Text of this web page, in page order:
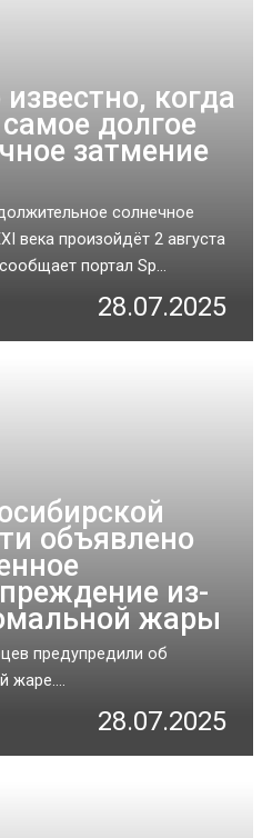
когда
долгое
затмение
солнечное
века произойдёт 2 августа
портал Sp...
28.07.2025
объявлено
из-
жары
предупредили об
жаре....
28.07.2025